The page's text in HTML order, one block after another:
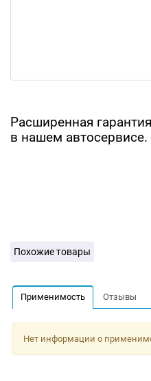
Расширенная
в нашем автосервисе.
Похожие товары
Применимость Отзывы
Нет информации о